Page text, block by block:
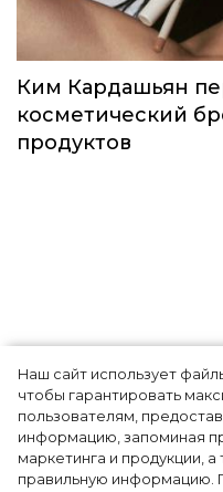
Наш сайт использует
чтобы гарантировать
пользователям,
информацию, запоминая
маркетинга и продукции,
правильную информацию.
Ким Кардашьян
косметический
продуктов
Лунный
на июль